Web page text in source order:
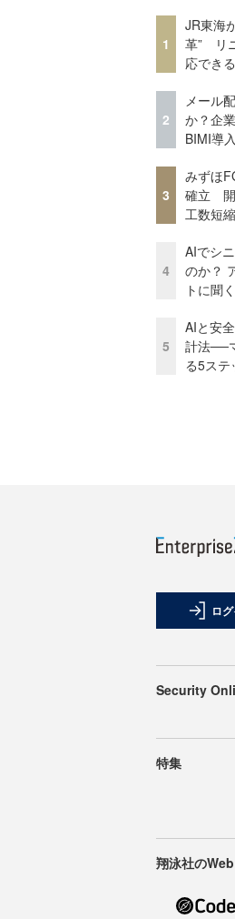
1
JR東海
革” リ
応でき
2
メール
か？企
BIMI導
3
みずほ
確立 開
工数短縮
4
AIでシ
のか？
トに聞く
5
AIと安
計法──
る5ステ
ロ
Security
特集
翔泳社の